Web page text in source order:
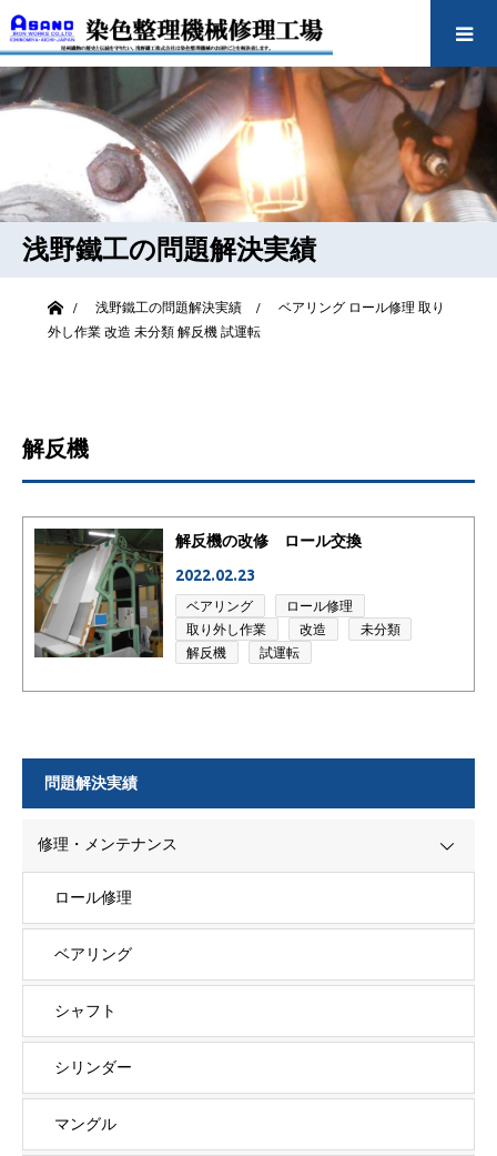
浅野鐵工の問題解決実績
ホーム浅野鐵工の問題解決実績 ベアリング ロール修理 取り
外し作業 改造 未分類 解反機 試運転
解反機
解反機の改修 ロール交換
2022.02.23
ベアリング
ロール修理
取り外し作業
改造
未分類
解反機
試運転
問題解決実績
修理・メンテナンス
ロール修理
ベアリング
シャフト
シリンダー
マングル